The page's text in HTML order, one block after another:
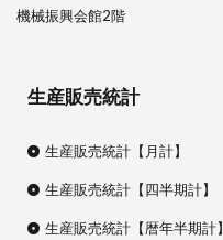
機械振興会館2階
生産販売統計
生産販売統計【月計】
生産販売統計【四半期計】
生産販売統計【暦年半期計】